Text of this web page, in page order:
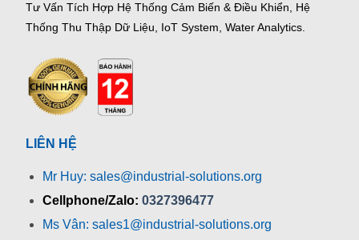
Tư Vấn Tích Hợp Hệ Thống Cảm Biến & Điều Khiển, Hệ
Thống Thu Thập Dữ Liệu, IoT System, Water Analytics.
LIÊN HỆ
Mr Huy: sales@industrial-solutions.org
Cellphone/Zalo: 0327396477
Ms Vân: sales1@industrial-solutions.org